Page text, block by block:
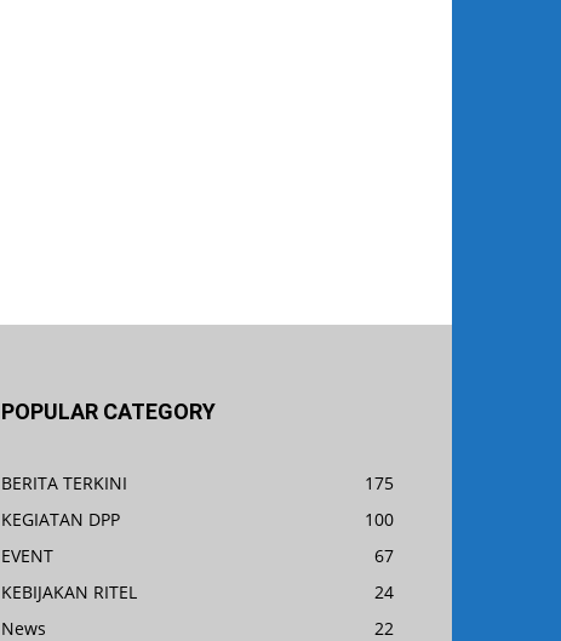
POPULAR CATEGORY
BERITA TERKINI
175
KEGIATAN DPP
100
EVENT
67
KEBIJAKAN RITEL
24
News
22